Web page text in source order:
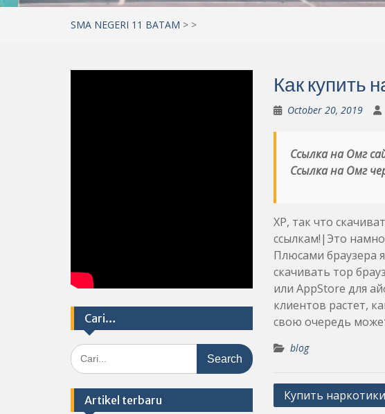
SMA NEGERI 11 BATAM > >
Как купить
October 20, 2019
Ссылка на Омг
Ссылка на Омг
XP, так что
ссылкам!|Это
Плюсами браузера
скачивать тор
или AppStore для
клиентов растет,
свою очередь
blog
Post
Купить
Cari…
Search
for:
Artikel terbaru